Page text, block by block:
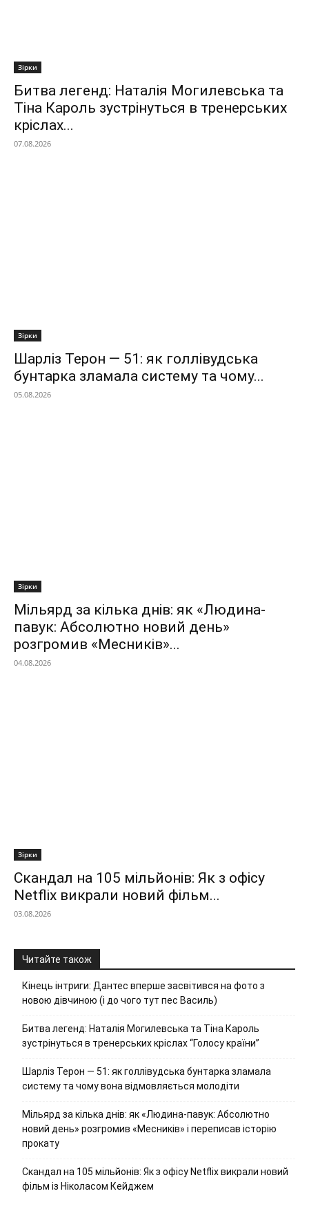
Зірки
Битва легенд: Наталія Могилевська та
Тіна Кароль зустрінуться в тренерських
кріслах...
07.08.2026
Зірки
Шарліз Терон — 51: як голлівудська
бунтарка зламала систему та чому...
05.08.2026
Зірки
Мільярд за кілька днів: як «Людина-
павук: Абсолютно новий день»
розгромив «Месників»...
04.08.2026
Зірки
Скандал на 105 мільйонів: Як з офісу
Netflix викрали новий фільм...
03.08.2026
Читайте також
Кінець інтриги: Дантес вперше засвітився на фото з
новою дівчиною (і до чого тут пес Василь)
Битва легенд: Наталія Могилевська та Тіна Кароль
зустрінуться в тренерських кріслах “Голосу країни”
Шарліз Терон — 51: як голлівудська бунтарка зламала
систему та чому вона відмовляється молодіти
Мільярд за кілька днів: як «Людина-павук: Абсолютно
новий день» розгромив «Месників» і переписав історію
прокату
Скандал на 105 мільйонів: Як з офісу Netflix викрали новий
фільм із Ніколасом Кейджем